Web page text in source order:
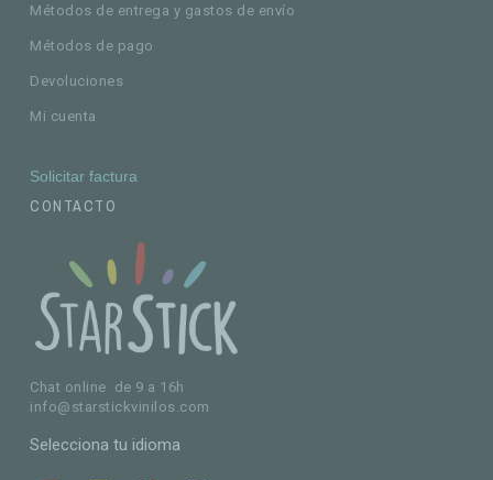
Métodos de entrega y gastos de envío
Métodos de pago
Devoluciones
Mi cuenta
Solicitar factura
CONTACTO
Chat online de 9 a 16h
info@starstickvinilos.com
Selecciona tu idioma